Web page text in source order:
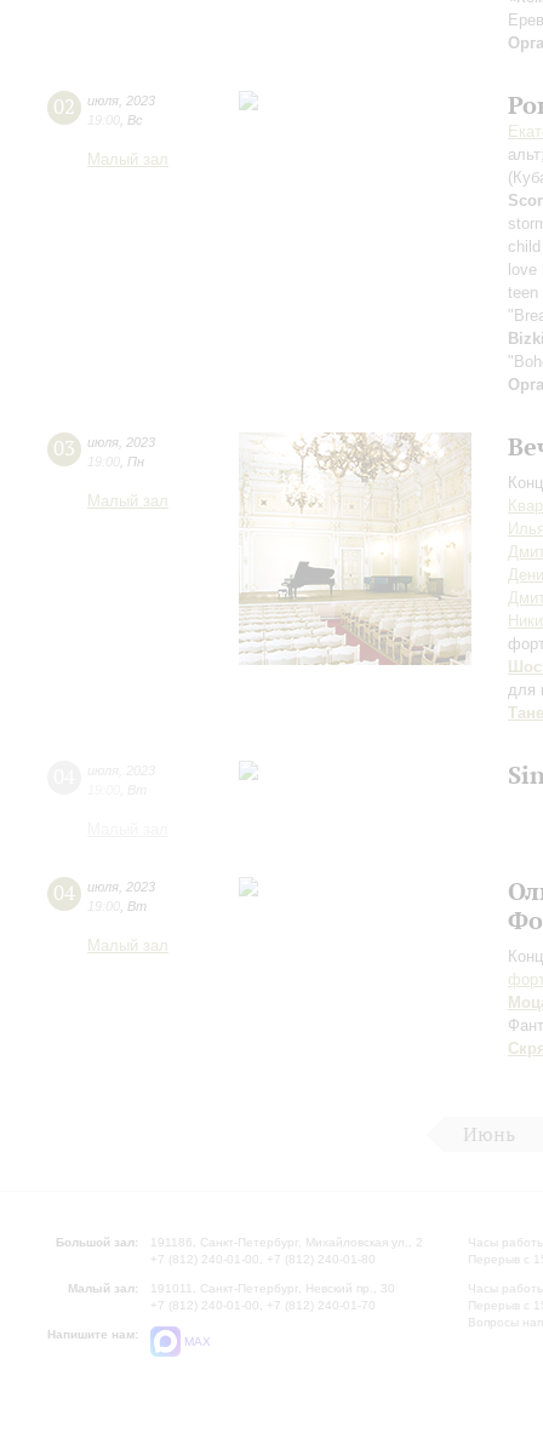
02 июля 2023
19:00 Вс
Малый зал
03 июля 2023
19:00 Пн
Малый зал
для
04 июля 2023
19:00 Вт
Малый зал
Июнь
Большой зал:
191186, Санкт-Петербург, Михайловская ул., 2
+7 (812) 240-01-00, +7 (812) 240-01-80
Малый зал:
191011, Санкт-Петербург, Невский пр., 30
+7 (812) 240-01-00, +7 (812) 240-01-70
Напишите нам:
MAX
Часы
Перерыв с
Часы
Перерыв с
Вопросы